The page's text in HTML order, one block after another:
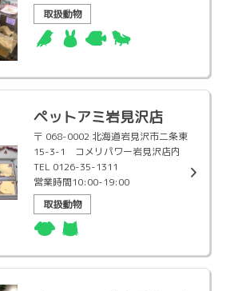
取扱動物
ペットアミ岩見沢店
〒 068-0002 北海道岩見沢市二条東
15-3-1 コメリパワー岩見沢店内
TEL 0126-35-1311
営業時間10:00-19:00
取扱動物